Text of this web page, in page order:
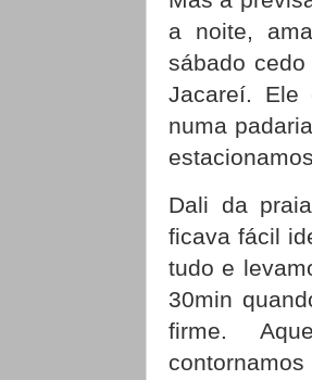
a noite,
sábado
Jacareí. Ele
numa
Dali da
ficava fácil
tudo e
30min
firme.